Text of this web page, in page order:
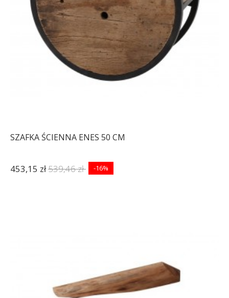
SZAFKA ŚCIENNA ENES 50 CM
453,15 zł539,46 zł -16%